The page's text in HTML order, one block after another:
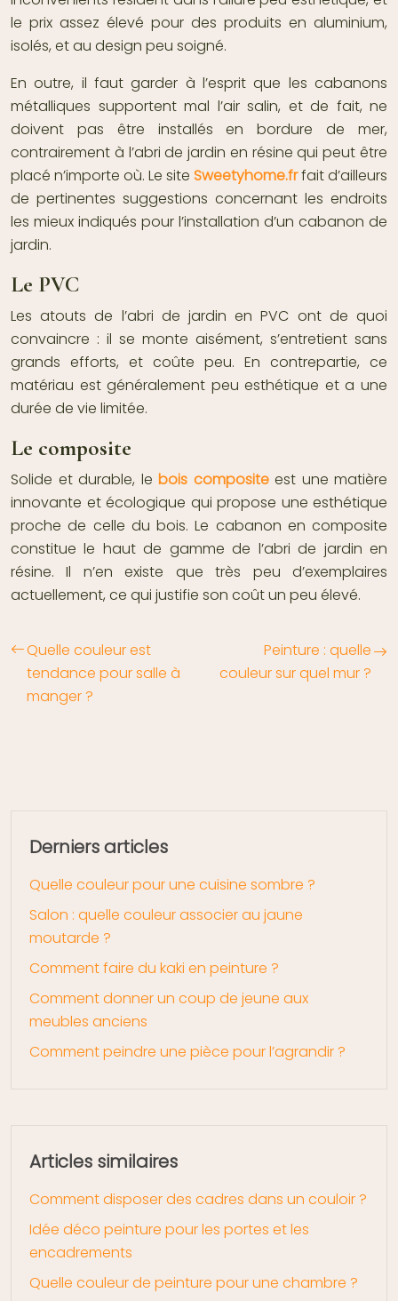
le prix assez élevé pour des produits en aluminium,
isolés, et au design peu soigné.
En outre, il faut garder à l’esprit que les cabanons
métalliques supportent mal l’air salin, et de fait, ne
doivent pas être installés en bordure de mer,
contrairement à l’abri de jardin en résine qui peut être
placé n’importe où. Le site Sweetyhome.frfait d’ailleurs
de pertinentes suggestions concernant les endroits
les mieux indiqués pour l’installation d’un cabanon de
jardin.
Le PVC
Les atouts de l’abri de jardin en PVC ont de quoi
convaincre : il se monte aisément, s’entretient sans
grands efforts, et coûte peu. En contrepartie, ce
matériau est généralement peu esthétique et a une
durée de vie limitée.
Le composite
Solide et durable, le bois compositeest une matière
innovante et écologique qui propose une esthétique
proche de celle du bois. Le cabanon en composite
constitue le haut de gamme de l’abri de jardin en
résine. Il n’en existe que très peu d’exemplaires
actuellement, ce qui justifie son coût un peu élevé.
Quelle couleur est
tendance pour salle à
manger ?
Peinture : quelle
couleur sur quel mur ?
Derniers articles
Quelle couleur pour une cuisine sombre ?
Salon : quelle couleur associer au jaune
moutarde ?
Comment faire du kaki en peinture ?
Comment donner un coup de jeune aux
meubles anciens
Comment peindre une pièce pour l’agrandir ?
Articles similaires
Comment disposer des cadres dans un couloir ?
Idée déco peinture pour les portes et les
encadrements
Quelle couleur de peinture pour une chambre ?